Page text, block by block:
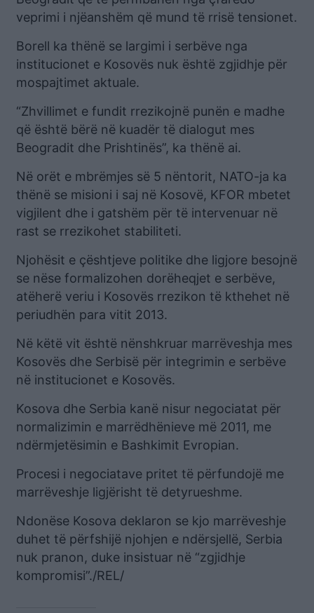
veprimi i njëanshëm që mund të rrisë tensionet.
Borell ka thënë se largimi i serbëve nga
institucionet e Kosovës nuk është zgjidhje për
mospajtimet aktuale.
“Zhvillimet e fundit rrezikojnë punën e madhe
që është bërë në kuadër të dialogut mes
Beogradit dhe Prishtinës”, ka thënë ai.
Në orët e mbrëmjes së 5 nëntorit, NATO-ja ka
thënë se misioni i saj në Kosovë, KFOR mbetet
vigjilent dhe i gatshëm për të intervenuar në
rast se rrezikohet stabiliteti.
Njohësit e çështjeve politike dhe ligjore besojnë
se nëse formalizohen dorëheqjet e serbëve,
atëherë veriu i Kosovës rrezikon të kthehet në
periudhën para vitit 2013.
Në këtë vit është nënshkruar marrëveshja mes
Kosovës dhe Serbisë për integrimin e serbëve
në institucionet e Kosovës.
Kosova dhe Serbia kanë nisur negociatat për
normalizimin e marrëdhënieve më 2011, me
ndërmjetësimin e Bashkimit Evropian.
Procesi i negociatave pritet të përfundojë me
marrëveshje ligjërisht të detyrueshme.
Ndonëse Kosova deklaron se kjo marrëveshje
duhet të përfshijë njohjen e ndërsjellë, Serbia
nuk pranon, duke insistuar në “zgjidhje
kompromisi”./REL/